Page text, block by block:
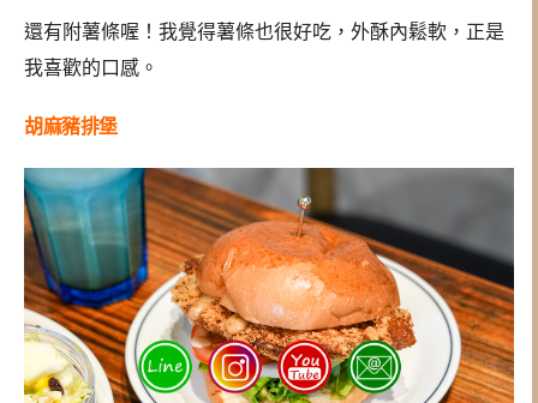
還有附薯條喔！我覺得薯條也很好吃，外酥內鬆軟，正是
我喜歡的口感。
胡麻豬排堡